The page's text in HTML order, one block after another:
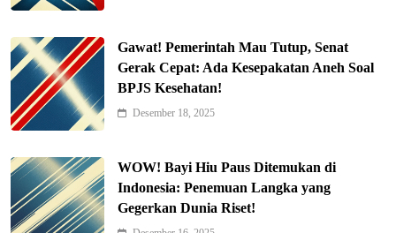
6
Ekonomi Indonesia Meroket! Kalahkan
Negara G20 di Awal 2026
7
Belajar
Berita Nasional
Xenco Medical Raih Penghargaan
Bergengsi TIME100: Revolusi Medis
Gawat! Pemerintah Mau Tutup, Senat
Gerak Cepat: Ada Kesepakatan Aneh Soal
BPJS Kesehatan!
Desember 18, 2025
WOW! Bayi Hiu Paus Ditemukan di
Indonesia: Penemuan Langka yang
Gegerkan Dunia Riset!